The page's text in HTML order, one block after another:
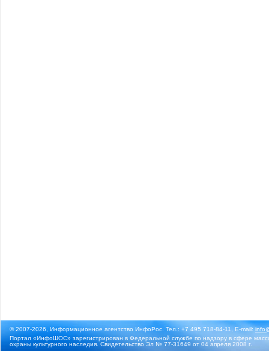
© 2007-2026, Информационное агентство ИнфоРос. Тел.: +7 495 718-84-11, E-mail:
Портал «ИнфоШОС» зарегистрирован в Федеральной службе по надзору в сфере
охраны культурного наследия. Свидетельство Эл № 77-31649 от 04 апреля 2008 г.